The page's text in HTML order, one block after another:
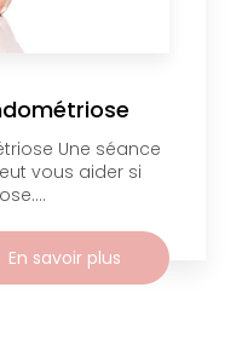
Une séance
vous aider si
En savoir plus